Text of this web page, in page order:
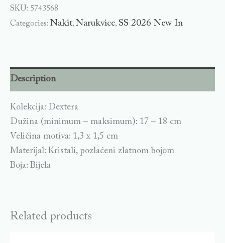
SKU: 5743568
Categories: Nakit, Narukvice, SS 2026 New In
Description
Kolekcija: Dextera
Dužina (minimum – maksimum): 17 – 18 cm
Veličina motiva: 1,3 x 1,5 cm
Materijal: Kristali, pozlaćeni zlatnom bojom
Boja: Bijela
Related products